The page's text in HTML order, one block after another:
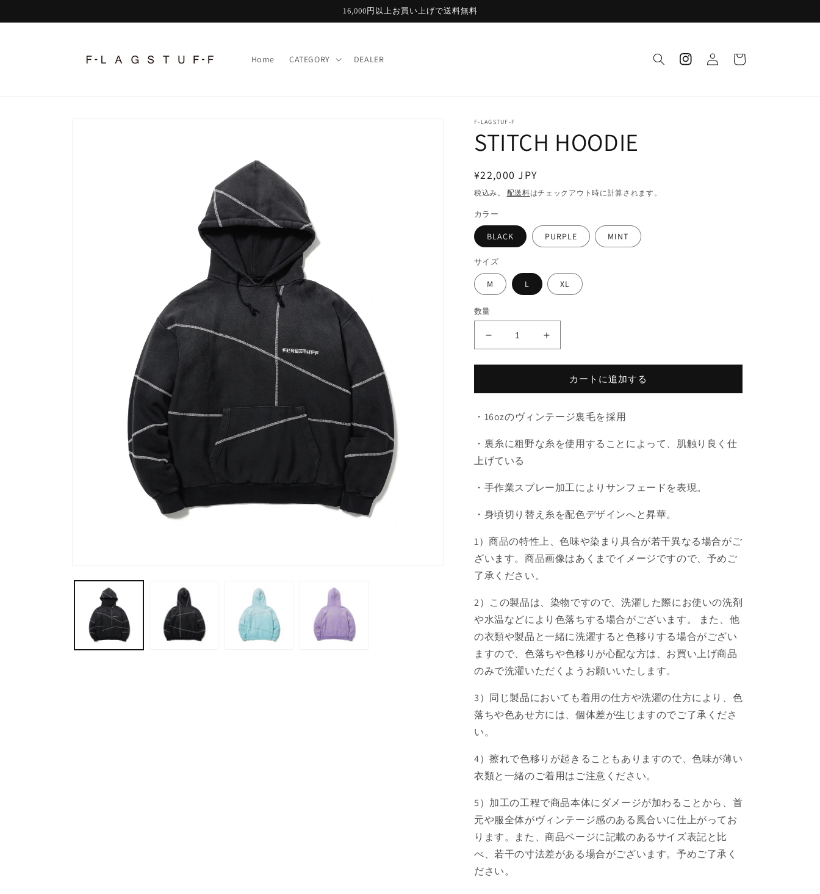
進む
16,000円以上お買い上げで送料無料
Home CATEGORY DEALER instagram
グ
イ
ー
ー
ィ
F-LAGSTUF-F
STITCH HOODIE
通
常
価
格
¥22,000 JPY
税込み。 配送料はチェックアウト時に計算されます。
カラー
BLACK PURPLE MINT
サイズ
M L XL
数量
STITCH
HOODIE
の
量
を
ら
す
STITCH
HOODIE
の
量
を
や
カートに追加する
・16ozのヴィンテージ裏毛を採用
・裏糸に粗野な糸を使用することによって、肌触り良く仕
上げている
・手作業スプレー加工によりサンフェードを表現。
・身頃切り替え糸を配色デザインへと昇華。
1）商品の特性上、色味や染まり具合が若干異なる場合がご
ざいます。商品画像はあくまでイメージですので、予めご
了承ください。
2）この製品は、染物ですので、洗濯した際にお使いの洗剤
や水温などにより色落ちする場合がございます。 また、他
の衣類や製品と一緒に洗濯すると色移りする場合がござい
ますので、色落ちや色移りが心配な方は、お買い上げ商品
のみで洗濯いただくようお願いいたします。
3）同じ製品においても着用の仕方や洗濯の仕方により、色
落ちや色あせ方には、個体差が生じますのでご了承くださ
い。
4）擦れで色移りが起きることもありますので、色味が薄い
衣類と一緒のご着用はご注意ください。
5）加工の工程で商品本体にダメージが加わることから、首
元や服全体がヴィンテージ感のある風合いに仕上がってお
ります。また、商品ページに記載のあるサイズ表記と比
べ、若干の寸法差がある場合がございます。予めご了承く
ださい。